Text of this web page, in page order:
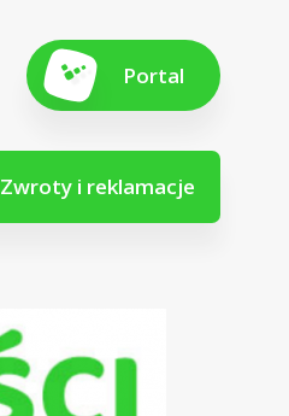
Portal
Zwroty i reklamacje